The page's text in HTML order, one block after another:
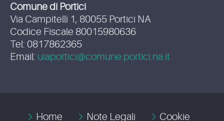
Comune di Portici
Via Campitelli 1, 80055 Portici NA
Codice Fiscale 80015980636
Tel: 0817862365
Email: uiaportici@comune.portici.na.it
Home Note Legali Cookie